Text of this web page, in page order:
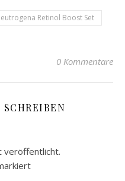
Retinol Boost Set
0 Kommentare
veröffentlicht.